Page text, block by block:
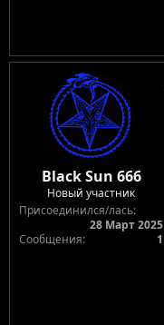
Black Sun 666
Новый участник
Присоединился/лась
28 Март 2025
Сообщения
1